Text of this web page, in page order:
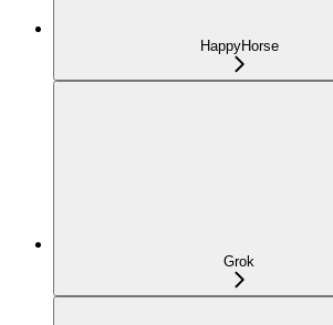
HappyHorse
Grok